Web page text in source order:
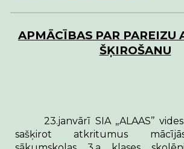
APMĀCĪBAS PAR PAREIZU
ŠĶIROŠANU
23.janvārī SIA ,,ALAAS’’
sašķirot atkritumus